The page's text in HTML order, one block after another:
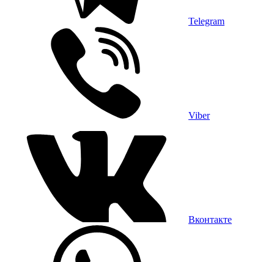
Telegram
Viber
Вконтакте